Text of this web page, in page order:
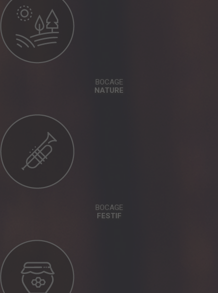
BOCAGE
NATURE
BOCAGE
FESTIF